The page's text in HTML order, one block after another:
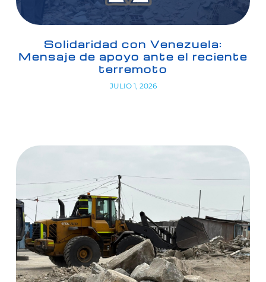
Solidaridad con Venezuela:
Mensaje de apoyo ante el reciente
terremoto
JULIO 1, 2026